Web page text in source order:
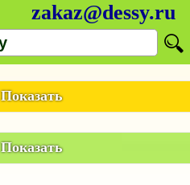
zakaz@dessy.ru
Показать
Показать